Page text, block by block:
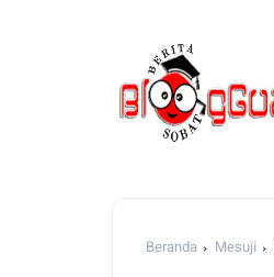
Beranda Mesuji